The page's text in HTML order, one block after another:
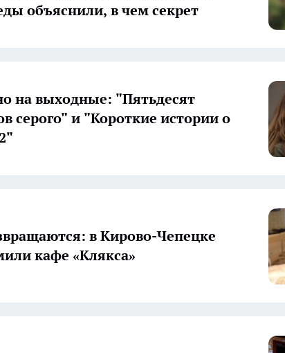
объяснили, в чем секрет
на выходные: "Пятьдесят
серого" и "Короткие истории о
в Кирово-Чепецке
кафе «Клякса»